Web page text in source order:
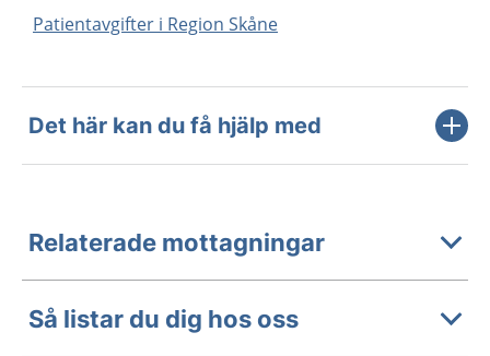
Patientavgifter i Region Skåne
Det här kan du få hjälp med
Relaterade mottagningar
Så listar du dig hos oss